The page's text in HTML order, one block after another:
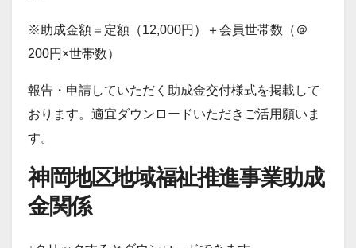
※助成金額＝定額（12,000円）＋会員世帯数（＠
200円×世帯数）
報告・申請していただく助成金交付様式を掲載して
おります。適宜ダウンロードいただきご活用願いま
す。
神岡地区地域福祉推進事業助成
金関係